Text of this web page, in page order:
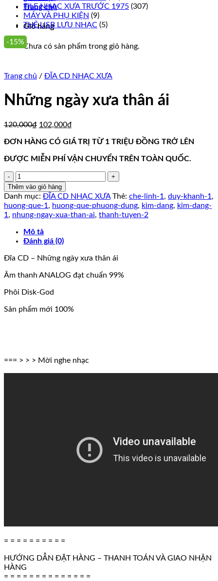
Trang chủ
Giỏ hàng
Chưa có sản phẩm trong giỏ hàng.
FILE NHẠC XƯA TRƯỚC 1975 (307)
MÁY VÀ PHỤ KIỆN (9)
THẺ USB LƯU NHẠC (5)
-15%
Trang chủ / ĐĨA CD NHẠC XƯA
Những ngày xưa thân ái
120,000₫ Giá
là:
120,000₫.
102,000₫
tại
102,000₫.
ĐƠN HÀNG CÓ GIÁ TRỊ TỪ 1 TRIỆU ĐỒNG TRỞ LÊN
ĐƯỢC MIỄN PHÍ VẬN CHUYỂN TRÊN TOÀN QUỐC.
Những
ngày
xưa
thân
ái
lượng
Thêm vào giỏ hàng
Danh mục: ĐĨA CD NHẠC XƯA Thẻ: che-linh-1 , duy-khanh-1 ,
huong-que-1 , huong-que-phuong-dung, kim-dang, kim-dang-
1 , nhung-ngay-xua-than-ai, thanh-tuyen-2
Mô tả
Đánh giá (0)
Đĩa CD – Những ngày xưa thân ái
Âm thanh ANALOG đạt chuẩn 99%
Phôi Disk-God
Sản phẩm mới 100%
=== > > > Mời nghe nhạc
= = = = = = = = = =
HƯỚNG DẪN ĐẶT HÀNG – THANH TOÁN VÀ GIAO NHẬN
HÀNG
= = = = = = = = = = = = = =